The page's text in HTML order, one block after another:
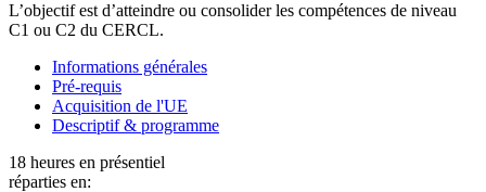
L’objectif est d’atteindre ou consolider les compétences de niveau
C1 ou C2 du CERCL.
Informations générales
Pré-requis
Acquisition de l'UE
Descriptif & programme
18 heures en présentiel
réparties en: